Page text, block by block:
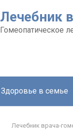
Лечебник
Гомеопатическое
Здоровье в семье
Лечебник врача-